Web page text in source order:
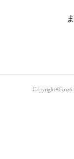
Copyright ©2026